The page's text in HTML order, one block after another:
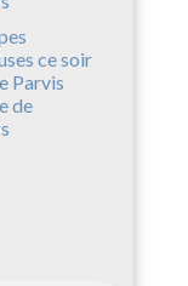
ce soir
Parvis
de